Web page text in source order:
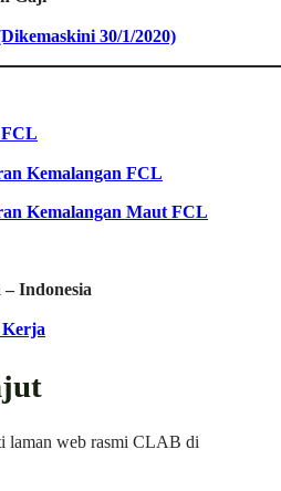
30/1/2020)
Kemalangan FCL
Kemalangan Maut FCL
Indonesia
Kerja
laman web rasmi CLAB di